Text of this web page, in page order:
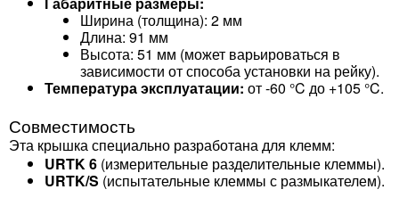
Ширина (толщина): 2 мм
Длина: 91 мм
Высота: 51 мм (может варьироваться в
зависимости от способа установки на рейку).
Температура эксплуатации: от -60 °C до +105 °C.
Совместимость
Эта крышка специально разработана для клемм:
URTK 6 (измерительные разделительные клеммы).
URTK/S (испытательные клеммы с размыкателем).